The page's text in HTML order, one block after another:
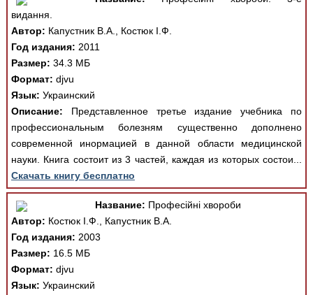
видання.
Автор: Капустник В.А., Костюк І.Ф.
Год издания: 2011
Размер: 34.3 МБ
Формат: djvu
Язык: Украинский
Описание: Представленное третье издание учебника по
профессиональным болезням существенно дополнено
современной инормацией в данной области медицинской
науки. Книга состоит из 3 частей, каждая из которых состои...
Скачать книгу бесплатно
Название: Професійні хвороби
Автор: Костюк І.Ф., Капустник В.А.
Год издания: 2003
Размер: 16.5 МБ
Формат: djvu
Язык: Украинский